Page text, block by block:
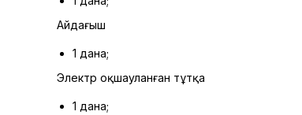
Айдағыш
1 дана;
Электр оқшауланған тұтқа
1 дана;